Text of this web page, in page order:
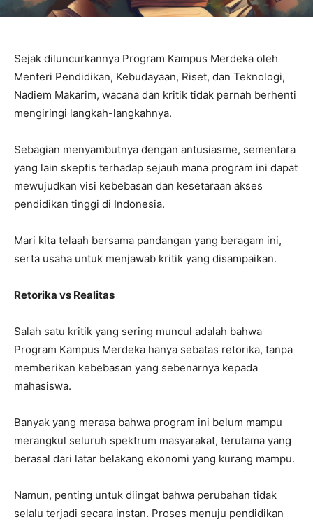
Sejak diluncurkannya Program Kampus Merdeka oleh
Menteri Pendidikan, Kebudayaan, Riset, dan Teknologi,
Nadiem Makarim, wacana dan kritik tidak pernah berhenti
mengiringi langkah-langkahnya.
Sebagian menyambutnya dengan antusiasme, sementara
yang lain skeptis terhadap sejauh mana program ini dapat
mewujudkan visi kebebasan dan kesetaraan akses
pendidikan tinggi di Indonesia.
Mari kita telaah bersama pandangan yang beragam ini,
serta usaha untuk menjawab kritik yang disampaikan.
Retorika vs Realitas
Salah satu kritik yang sering muncul adalah bahwa
Program Kampus Merdeka hanya sebatas retorika, tanpa
memberikan kebebasan yang sebenarnya kepada
mahasiswa.
Banyak yang merasa bahwa program ini belum mampu
merangkul seluruh spektrum masyarakat, terutama yang
berasal dari latar belakang ekonomi yang kurang mampu.
Namun, penting untuk diingat bahwa perubahan tidak
selalu terjadi secara instan. Proses menuju pendidikan